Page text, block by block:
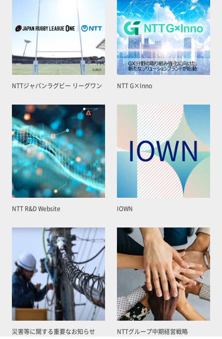
NTTジャパンラグビー リーグワン NTT G×Inno
NTT R&D Website IOWN
災害等に関する重要なお知らせ NTTグループ中期経営戦略